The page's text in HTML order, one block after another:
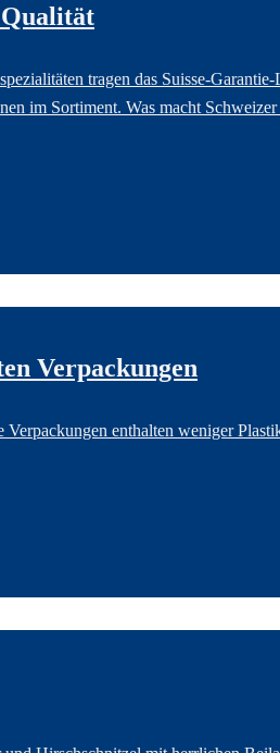
Qualität
tragen das Suisse-
im Sortiment. Was macht
Verpackungen
enthalten weniger